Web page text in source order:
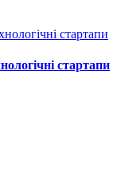
стартапи